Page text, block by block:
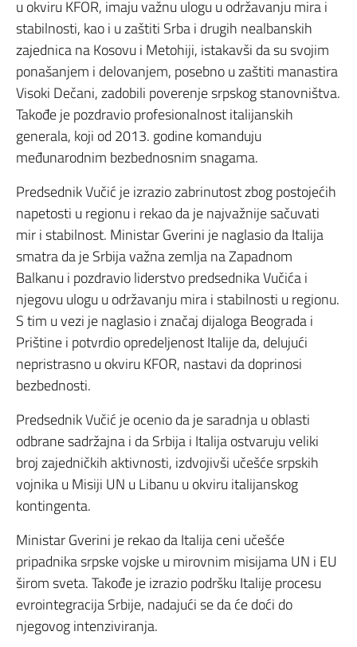
u okviru KFOR, imaju važnu ulogu u održavanju mira i
stabilnosti, kao i u zaštiti Srba i drugih nealbanskih
zajednica na Kosovu i Metohiji, istakavši da su svojim
ponašanjem i delovanjem, posebno u zaštiti manastira
Visoki Dečani, zadobili poverenje srpskog stanovništva.
Takođe je pozdravio profesionalnost italijanskih
generala, koji od 2013. godine komanduju
međunarodnim bezbednosnim snagama.
Predsednik Vučić je izrazio zabrinutost zbog postojećih
napetosti u regionu i rekao da je najvažnije sačuvati
mir i stabilnost. Ministar Gverini je naglasio da Italija
smatra da je Srbija važna zemlja na Zapadnom
Balkanu i pozdravio liderstvo predsednika Vučića i
njegovu ulogu u održavanju mira i stabilnosti u regionu.
S tim u vezi je naglasio i značaj dijaloga Beograda i
Prištine i potvrdio opredeljenost Italije da, delujući
nepristrasno u okviru KFOR, nastavi da doprinosi
bezbednosti.
Predsednik Vučić je ocenio da je saradnja u oblasti
odbrane sadržajna i da Srbija i Italija ostvaruju veliki
broj zajedničkih aktivnosti, izdvojivši učešće srpskih
vojnika u Misiji UN u Libanu u okviru italijanskog
kontingenta.
Ministar Gverini je rekao da Italija ceni učešće
pripadnika srpske vojske u mirovnim misijama UN i EU
širom sveta. Takođe je izrazio podršku Italije procesu
evrointegracija Srbije, nadajući se da će doći do
njegovog intenziviranja.